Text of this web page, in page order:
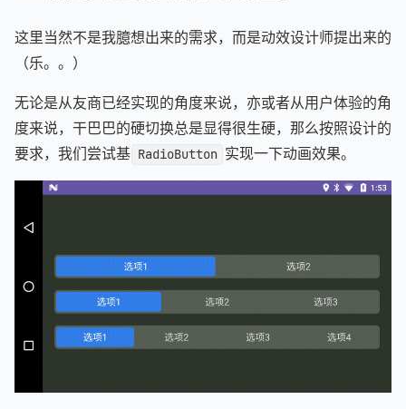
这里当然不是我臆想出来的需求，而是动效设计师提出来的
（乐。。）
无论是从友商已经实现的角度来说，亦或者从用户体验的角
度来说，干巴巴的硬切换总是显得很生硬，那么按照设计的
要求，我们尝试基 RadioButton 实现一下动画效果。